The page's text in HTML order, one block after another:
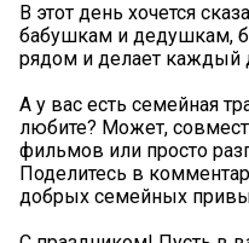
В этот день хочется
бабушкам и дедушкам,
рядом и делает каждый
А у вас есть семейная
любите? Может,
фильмов или просто
Поделитесь в
добрых семейных